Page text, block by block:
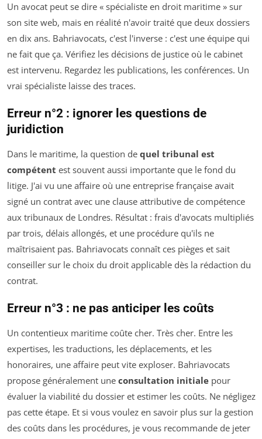
Un avocat peut se dire « spécialiste en droit maritime » sur
son site web, mais en réalité n'avoir traité que deux dossiers
en dix ans. Bahriavocats, c'est l'inverse : c'est une équipe qui
ne fait que ça. Vérifiez les décisions de justice où le cabinet
est intervenu. Regardez les publications, les conférences. Un
vrai spécialiste laisse des traces.
Erreur n°2 : ignorer les questions de
juridiction
Dans le maritime, la question de quel tribunal est
compétent est souvent aussi importante que le fond du
litige. J'ai vu une affaire où une entreprise française avait
signé un contrat avec une clause attributive de compétence
aux tribunaux de Londres. Résultat : frais d'avocats multipliés
par trois, délais allongés, et une procédure qu'ils ne
maîtrisaient pas. Bahriavocats connaît ces pièges et sait
conseiller sur le choix du droit applicable dès la rédaction du
contrat.
Erreur n°3 : ne pas anticiper les coûts
Un contentieux maritime coûte cher. Très cher. Entre les
expertises, les traductions, les déplacements, et les
honoraires, une affaire peut vite exploser. Bahriavocats
propose généralement une consultation initiale pour
évaluer la viabilité du dossier et estimer les coûts. Ne négligez
pas cette étape. Et si vous voulez en savoir plus sur la gestion
des coûts dans les procédures, je vous recommande de jeter